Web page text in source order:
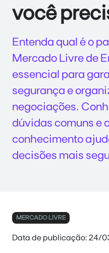
você
Entenda qual é o
Mercado Livre de
essencial para
segurança e
negociações.
dúvidas comuns e
conhecimento
decisões mais
MERCADO LIVRE
Data de publicação: 24/